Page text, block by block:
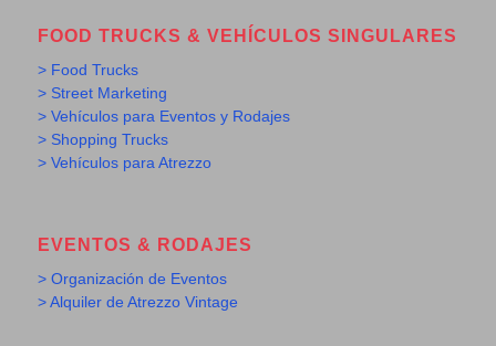
FOOD TRUCKS & VEHÍCULOS SINGULARES
> Food Trucks
> Street Marketing
> Vehículos para Eventos y Rodajes
> Shopping Trucks
> Vehículos para Atrezzo
EVENTOS & RODAJES
> Organización de Eventos
> Alquiler de Atrezzo Vintage